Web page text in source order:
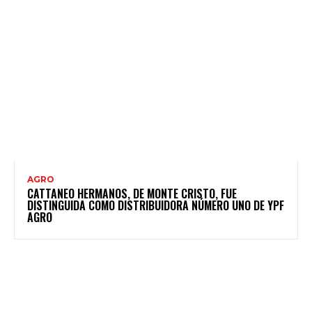
AGRO
CATTANEO HERMANOS, DE MONTE CRISTO, FUE
DISTINGUIDA COMO DISTRIBUIDORA NÚMERO UNO DE YPF
AGRO